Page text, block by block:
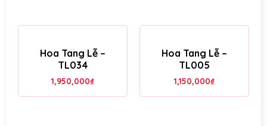
Hoa Tang Lễ –
TL034
1,950,000₫
Hoa Tang Lễ –
TL005
1,150,000₫